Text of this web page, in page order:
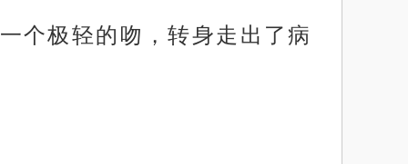
个极轻的吻，转身走出了病